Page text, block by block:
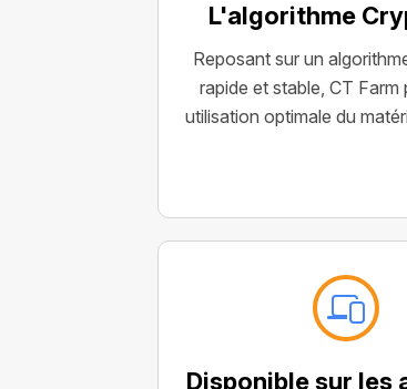
L'algorithme
Reposant sur un
rapide et stable, CT Farm
utilisation optimale du
Disponible sur les